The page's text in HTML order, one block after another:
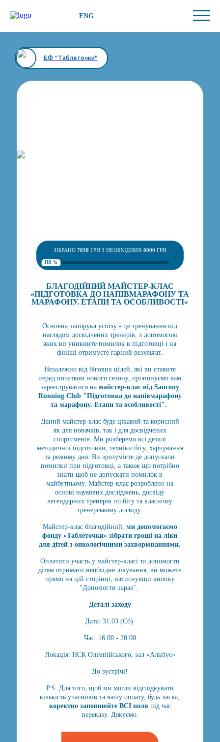
ENG
БФ "Таблеточки"
ЗІБРАНО 7050 ГРН З НЕОБХІДНИХ 6000 ГРН
118 %
БЛАГОДІЙНИЙ МАЙСТЕР-КЛАС
«ПІДГОТОВКА ДО НАПІВМАРАФОНУ ТА
МАРАФОНУ. ЕТАПИ ТА ОСОБЛИВОСТІ»
Основна запорука успіху - це тренування під
наглядом досвідчених тренерів, з допомогою
яких ви уникните помилок в підготовці і на
фініші отримуєте гарний результат.
Незалежно від бігових цілей, які ви ставите
перед початком нового сезону, пропонуємо вам
зареєструватися на майстер-клас від Saucony
Running Club "Підготовка до напівмарафону
та марафону. Етапи та особливості".
Даний майстер-клас буде цікавий та корисний
як для новачків, так і для досвідчених
спортсменів. Ми розберемо всі деталі
методичної підготовки, техніки бігу, харчування
та режиму дня. Ви зрозумієте де допускали
помилки при підготовці, а також що потрібно
знати щоб не допускати помилок в
майбутньому. Майстер-клас розроблено на
основі наукових досліджень, досвіду
легендарних тренерів по бігу та власному
тренерському досвіду.
Майстер-клас благодійний, ми допомогаємо
фонду «Таблеточки» зібрати гроші на ліки
для дітей з онкологічними захворюваннями.
Оплатити участь у майстер-класі та допомогти
дітям отримати необхідне лікування, ви можете
прямо на цій сторінці, натиснувши кнопку
"Допомогти зараз".
Деталі заходу
Дата: 31.03 (Сб)
Час: 16:00 - 20:00
Локація: НСК Олімпійського, зал «Альтіус»
До зустрічі!
P.S. Для того, щоб ми могли відслідкувати
кількість учасників та вашу оплату, будь ласка,
коректно заповнюйте ВСІ поля​під час
переказу. Дякуємо.